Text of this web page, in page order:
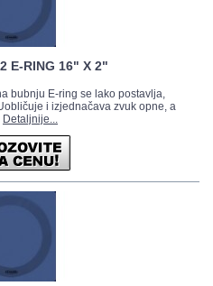
E-RING 16" X 2"
bubnju E-ring se lako postavlja,
i izjednačava zvuk opne, a
Detaljnije...